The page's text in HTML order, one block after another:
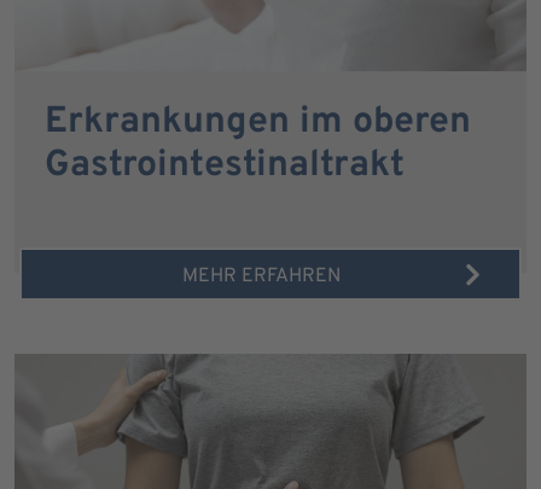
Erkrankungen im oberen
Gastrointestinaltrakt
MEHR ERFAHREN